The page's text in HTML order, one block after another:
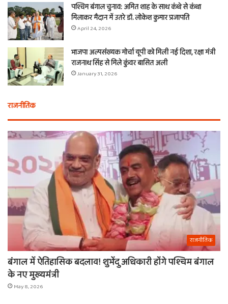
पश्चिम बंगाल चुनाव: अमित शाह के साथ कंधे से कंधा
मिलाकर मैदान में उतरे डॉ. लोकेश कुमार प्रजापति
April 24, 2026
भाजपा अल्पसंख्यक मोर्चा यूपी को मिली नई दिशा, रक्षा मंत्री
राजनाथ सिंह से मिले कुंवर बासित अली
January 31, 2026
राजनीतिक
राजनीतिक
बंगाल में ऐतिहासिक बदलाव! शुभेंदु अधिकारी होंगे पश्चिम बंगाल
के नए मुख्यमंत्री
May 8, 2026